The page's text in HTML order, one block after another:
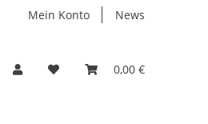
Mein Konto News
0,00 €